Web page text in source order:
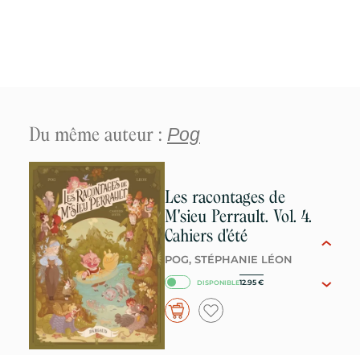
Du même auteur : Pog
Les racontages de
M'sieu Perrault. Vol. 4.
Cahiers d'été
POG, STÉPHANIE LÉON
DISPONIBLE12.95 €